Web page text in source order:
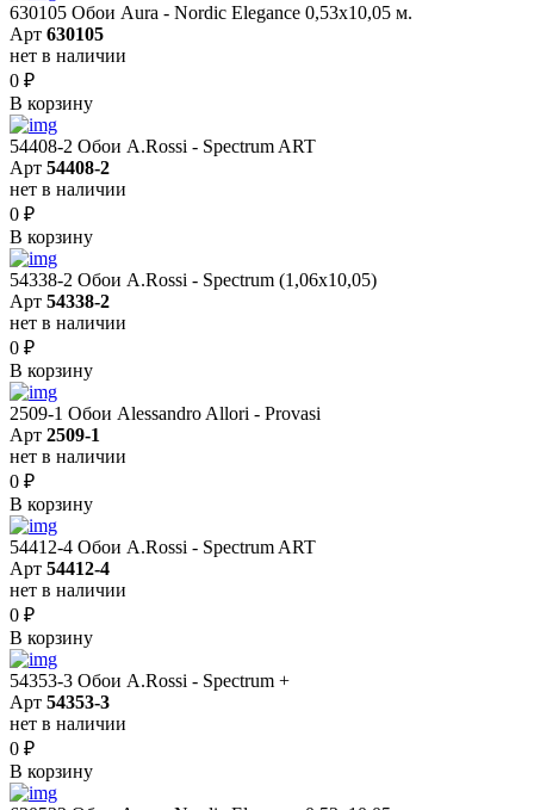
630105 Обои Aura - Nordic Elegance 0,53x10,05 м.
Арт 630105
нет в наличии
0 ₽
В корзину
54408-2 Обои A.Rossi - Spectrum ART
Арт 54408-2
нет в наличии
0 ₽
В корзину
54338-2 Обои A.Rossi - Spectrum (1,06x10,05)
Арт 54338-2
нет в наличии
0 ₽
В корзину
2509-1 Обои Alessandro Allori - Provasi
Арт 2509-1
нет в наличии
0 ₽
В корзину
54412-4 Обои A.Rossi - Spectrum ART
Арт 54412-4
нет в наличии
0 ₽
В корзину
54353-3 Обои A.Rossi - Spectrum +
Арт 54353-3
нет в наличии
0 ₽
В корзину